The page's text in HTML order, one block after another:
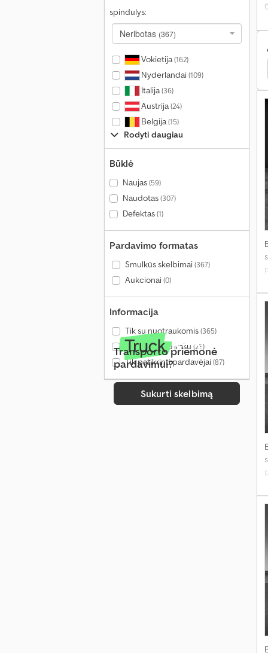
spindulys:
Neribotas (367)
Vokietija(162)
Nyderlandai(109)
Italija(36)
Austrija(24)
Belgija(15)
Rodyti daugiau
Būklė
Naujas(59)
Naudotas(307)
Defektas(1)
Pardavimo formatas
Smulkūs skelbimai(367)
Aukcionai(0)
Informacija
Tik su nuotraukomis(365)
Tik su vaizdo įrašu (28)
Tik patikrinti pardavėjai(87)
Transporto priemonė
pardavimui?
Sukurti skelbimą
Clever Karavanai / Kemperiai